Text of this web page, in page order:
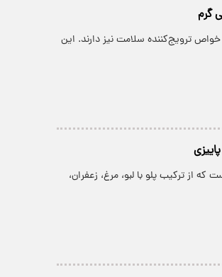
گرم
ترویج‌کننده سلامت نیز دارند. این
از ترکیب پلو با لبو، مرغ، زعفران،